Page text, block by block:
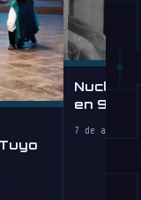
Nucleus
en 90
7 de agosto